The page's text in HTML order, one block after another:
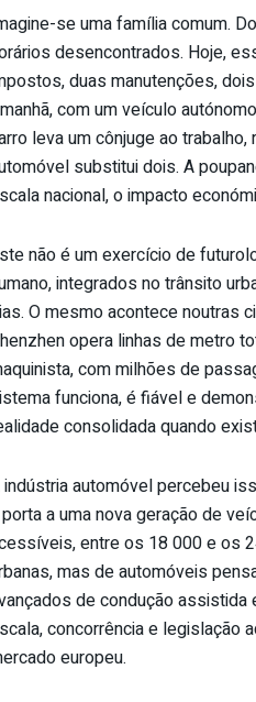
se uma família comum.
desencontrados. Hoje,
duas manutenções,
com um veículo
leva um cônjuge ao
substitui dois. A
nacional, o impacto
não é um exercício de
integrados no trânsito
O mesmo acontece noutras
opera linhas de metro
com milhões de
funciona, é fiável e
consolidada quando
indústria automóvel percebeu
a uma nova geração de
entre os 18 000 e os
mas de automóveis
de condução assistida
concorrência e legislação
europeu.